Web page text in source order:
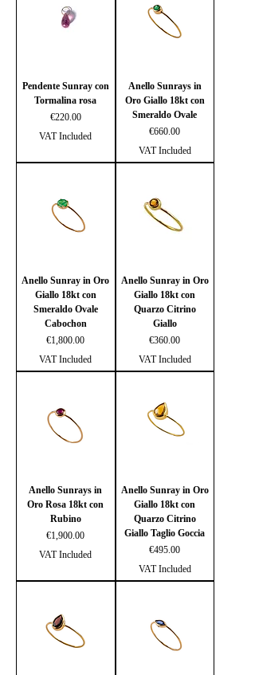
Pendente Sunray con
Tormalina rosa
Price
€220.00
VAT Included
Anello Sunrays in
Oro Giallo 18kt con
Smeraldo Ovale
Price
€660.00
VAT Included
Anello Sunray in Oro
Giallo 18kt con
Smeraldo Ovale
Cabochon
Price
€1,800.00
VAT Included
Anello Sunray in Oro
Giallo 18kt con
Quarzo Citrino
Giallo
Price
€360.00
VAT Included
Anello Sunrays in
Oro Rosa 18kt con
Rubino
Price
€1,900.00
VAT Included
Anello Sunray in Oro
Giallo 18kt con
Quarzo Citrino
Giallo Taglio Goccia
Price
€495.00
VAT Included